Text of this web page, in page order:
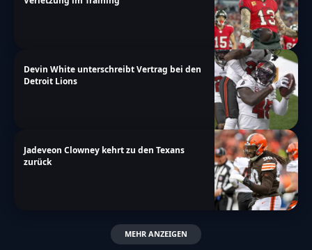
Devin White unterschreibt Vertrag bei den
Detroit Lions
Jadeveon Clowney kehrt zu den Texans
zurück
MEHR ANZEIGEN